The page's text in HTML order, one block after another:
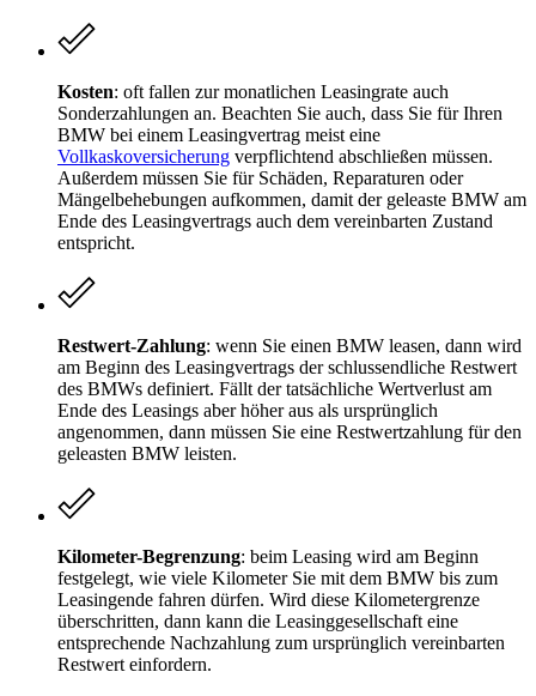
Kosten: oft fallen zur monatlichen Leasingrate auch
Sonderzahlungen an. Beachten Sie auch, dass Sie für Ihren
BMW bei einem Leasingvertrag meist eine
Vollkaskoversicherung verpflichtend abschließen müssen.
Außerdem müssen Sie für Schäden, Reparaturen oder
Mängelbehebungen aufkommen, damit der geleaste BMW am
Ende des Leasingvertrags auch dem vereinbarten Zustand
entspricht.
Restwert-Zahlung: wenn Sie einen BMW leasen, dann wird
am Beginn des Leasingvertrags der schlussendliche Restwert
des BMWs definiert. Fällt der tatsächliche Wertverlust am
Ende des Leasings aber höher aus als ursprünglich
angenommen, dann müssen Sie eine Restwertzahlung für den
geleasten BMW leisten.
Kilometer-Begrenzung: beim Leasing wird am Beginn
festgelegt, wie viele Kilometer Sie mit dem BMW bis zum
Leasingende fahren dürfen. Wird diese Kilometergrenze
überschritten, dann kann die Leasinggesellschaft eine
entsprechende Nachzahlung zum ursprünglich vereinbarten
Restwert einfordern.